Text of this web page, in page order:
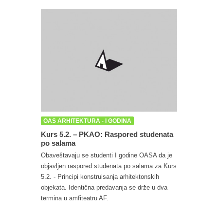
OAS ARHITEKTURA - I GODINA
Kurs 5.2. – PKAO: Raspored studenata
po salama
Obaveštavaju se studenti I godine OASA da je
objavljen raspored studenata po salama za Kurs
5.2. - Principi konstruisanja arhitektonskih
objekata. Identična predavanja se drže u dva
termina u amfiteatru AF.